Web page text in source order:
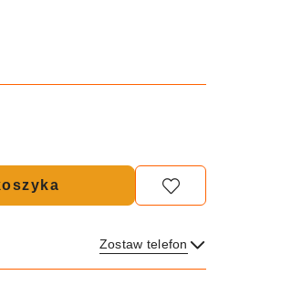
Zostaw telefon
Wyślij